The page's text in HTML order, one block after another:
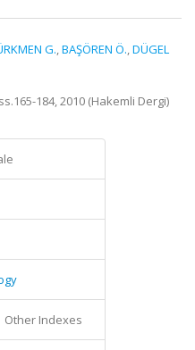
G.,BAŞÖREN Ö.,DÜGEL
184, 2010 (Hakemli Dergi)
Other Indexes